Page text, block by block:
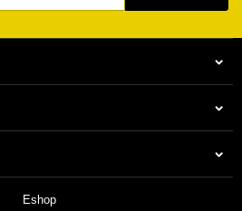
Eshop